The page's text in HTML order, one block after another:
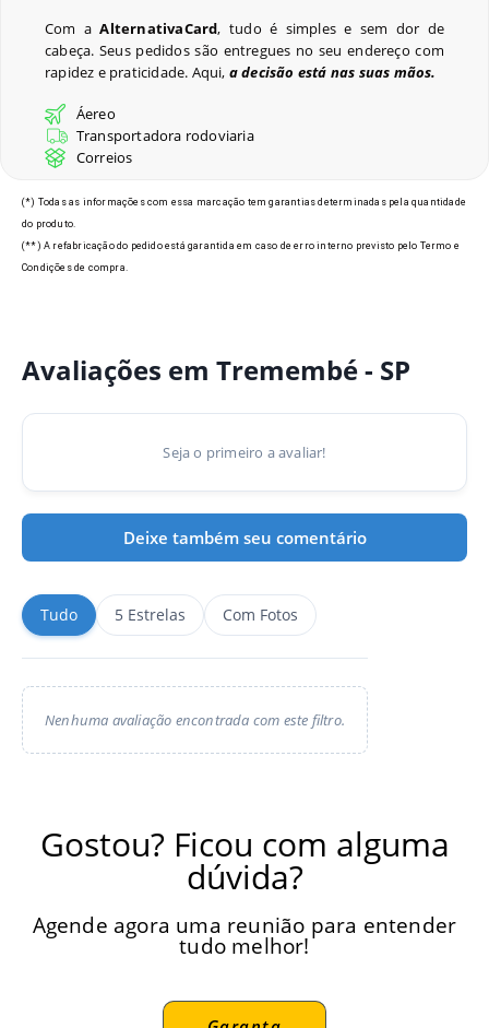
Modelos de Crachás em
Tremembé - SP
Com aAlternativaCard, tudo é simples e sem dor de
cabeça. Seus pedidos são entregues no seu endereço com
rapidez e praticidade. Aqui, a decisão está nas suas mãos.
Áereo
Transportadora rodoviaria
Correios
(*) Todas as informações com essa marcação tem garantias determinadas pela quantidade
do produto.
(**) A refabricação do pedido está garantida em caso de erro interno previsto pelo Termo e
Condições de compra.
Avaliações em Tremembé - SP
Seja o primeiro a avaliar!
Deixe também seu comentário
Tudo 5 Estrelas Com Fotos
Nenhuma avaliação encontrada com este filtro.
Gostou? Ficou com alguma
dúvida?
Agende agora uma reunião para entender
tudo melhor!